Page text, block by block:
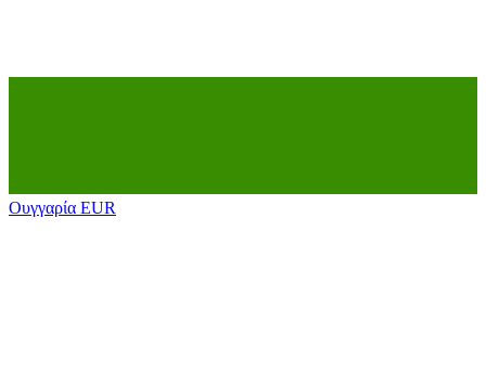
Ουγγαρία EUR